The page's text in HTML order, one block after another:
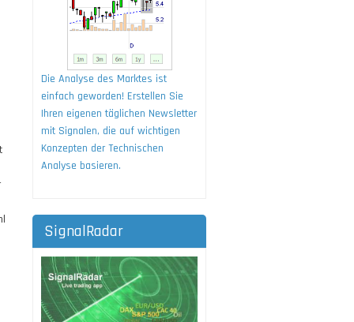
Die Analyse des Marktes ist
einfach geworden! Erstellen Sie
Ihren eigenen täglichen Newsletter
mit Signalen, die auf wichtigen
Konzepten der Technischen
Analyse basieren.
SignalRadar